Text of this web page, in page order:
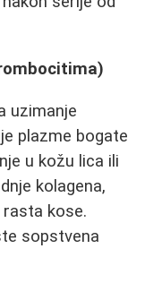
uzimanje
plazme bogate
u kožu lica ili
kolagena,
kose.
sopstvena